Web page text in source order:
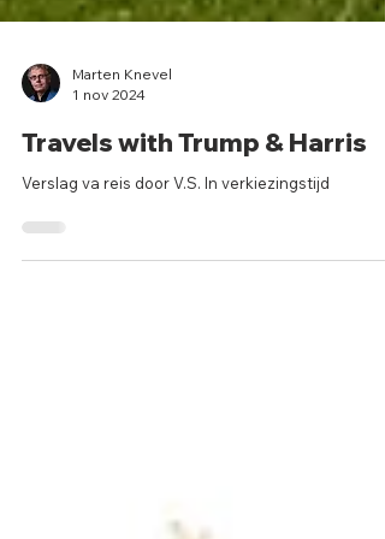
1 nov 2024
Travels with Trump & Harris
Verslag va reis door V.S. In verkiezingstijd